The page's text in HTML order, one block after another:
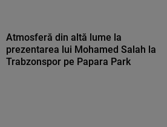
Atmosferă din altă lume la
prezentarea lui Mohamed Salah la
Trabzonspor pe Papara Park